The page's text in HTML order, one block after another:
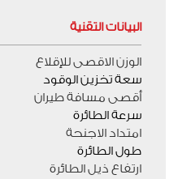
البيانات التقنية
الوزن الاقصى للإقلاع
سعة تخزين الوقود
أقصى مسافة طيران
سرعة الطائرة
امتداد الاجنحة
طول الطائرة
ارتفاع ذيل الطائرة